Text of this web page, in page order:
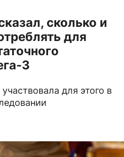
сколько и
для
3
для этого в